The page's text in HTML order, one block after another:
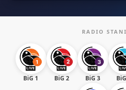
RADIO
BiG 1 BiG 2 BiG 3